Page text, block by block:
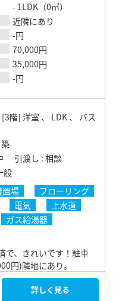
- 1LDK（0㎡）
近隣にあり
-円
70,000円
35,000円
-円
階] 洋室 、 LDK 、 バス
引渡し 相談
般
置場
フローリング
電気
上水道
ガス給湯器
で、きれいです！駐車
円)隣地にあり。
詳しく見る